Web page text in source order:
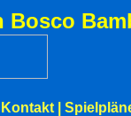
Bosco
Kontakt